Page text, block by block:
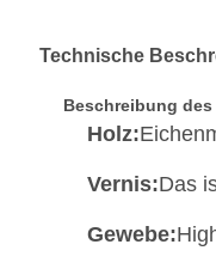
Technische
Beschreibung des
Holz:
Vernis:Das
Gewebe: